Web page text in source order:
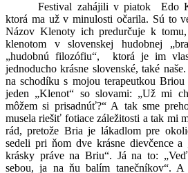
Festival zahájili v piatok
Edo
ktorá ma už v minulosti očarila. Sú to
Názov Klenoty ich predurčuje k
klenotom v slovenskej hudobnej
„hudobnú filozófiu“,
ktorá je im
jednoducho krásne slovenské, také
na schodíku s mojou terapeutkou
jeden „Klenot“ so slovami: „Už mi
môžem si prisadnúť?“ A tak sme
musela riešiť fotiace záležitosti a tak mi
rád, pretože Bria je lákadlom pre
sedeli pri ňom dve krásne dievčence
krásky práve na Briu“. Já na to:
sebou, ja na ňu balím tanečníkov“.